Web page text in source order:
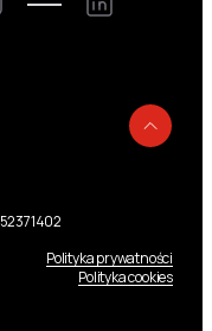
LinkedIn
Polityka prywatności
Polityka cookies